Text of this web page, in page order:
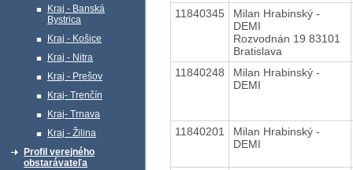
Kraj - Banská
Bystrica
Kraj - Košice
Kraj - Nitra
Kraj - Prešov
Kraj- Trenčín
Kraj- Trnava
Kraj - Žilina
Profil verejného
obstarávateľa
11840345
Milan Hrabinský -
DEMI
Rozvodnán 19 83101
Bratislava
11840248
Milan Hrabinský -
DEMI
11840201
Milan Hrabinský -
DEMI